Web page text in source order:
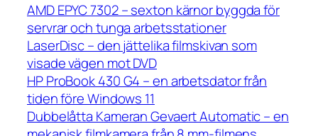
AMD EPYC 7302 – sexton kärnor byggda för
servrar och tunga arbetsstationer
LaserDisc – den jättelika filmskivan som
visade vägen mot DVD
HP ProBook 430 G4 – en arbetsdator från
tiden före Windows 11
Dubbelåtta Kameran Gevaert Automatic – en